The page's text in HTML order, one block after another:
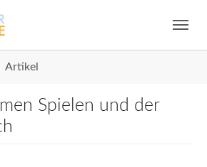
Artikel
Spielen und der